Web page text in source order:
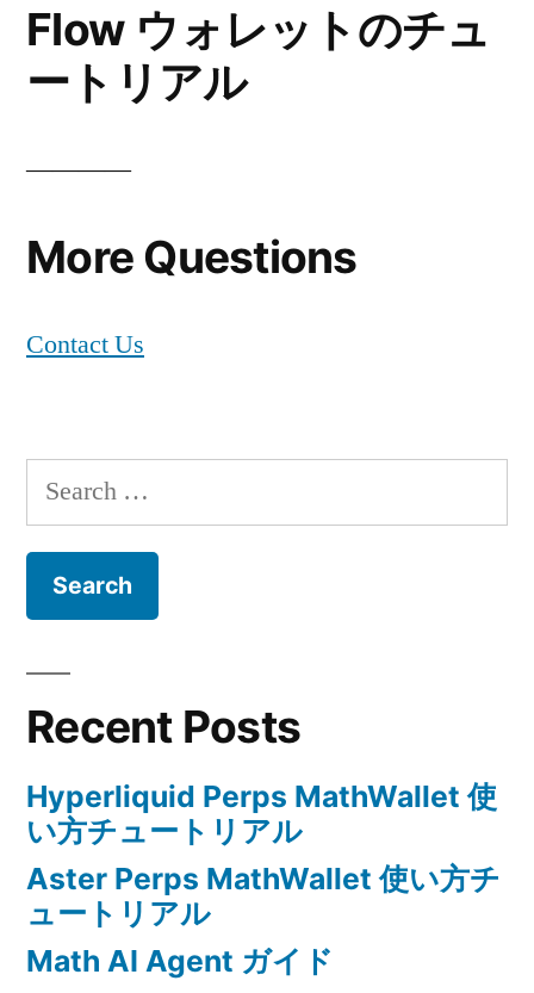
Flow ウォレットのチュ
ートリアル
————
More Questions
Contact Us
Search
for:
Recent Posts
Hyperliquid Perps MathWallet 使
い方チュートリアル
Aster Perps MathWallet 使い方チ
ュートリアル
Math AI Agent ガイド